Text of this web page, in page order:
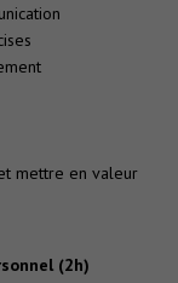
mettre en valeur
(2h)